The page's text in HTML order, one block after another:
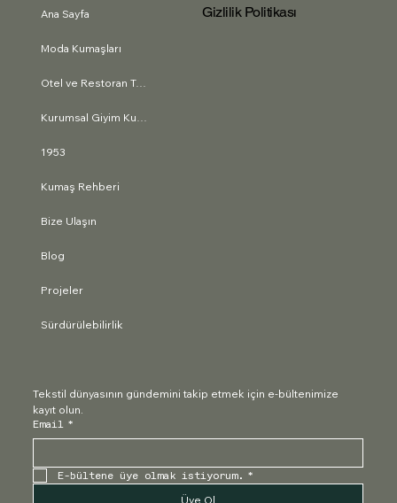
Ana Sayfa
Moda Kumaşları
Otel ve Restoran Tekstili
1953
Kumaş Rehberi
Bize Ulaşın
Blog
Projeler
Sürdürülebilirlik
Gizlilik Politikası
Tekstil dünyasının gündemini takip etmek için e-bültenimize
kayıt olun.
Email *
E-bültene üye olmak istiyorum. *
Üye Ol